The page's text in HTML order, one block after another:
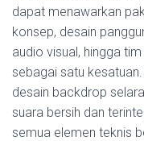
dapat menawarkan
konsep, desain
audio visual, hingga
sebagai satu
desain backdrop
suara bersih dan
semua elemen teknis